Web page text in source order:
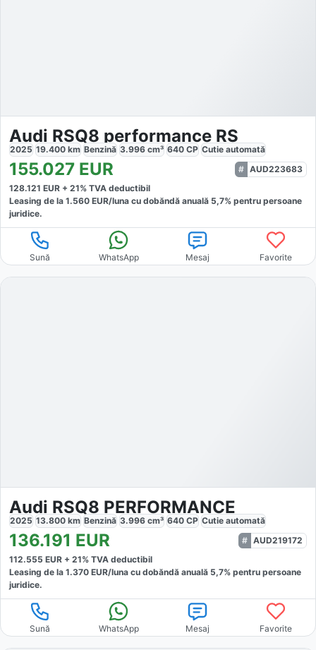
Audi RSQ8 performance RS
2025 19.400 km Benzină 3.996 cm³ 640 CP Cutie automată
155.027 EUR
AUD223683
128.121 EUR + 21% TVA deductibil
Leasing de la 1.560 EUR/luna cu dobăndă anuală 5,7% pentru persoane
juridice.
Sună WhatsApp Mesaj Favorite
Audi RSQ8 PERFORMANCE
2025 13.800 km Benzină 3.996 cm³ 640 CP Cutie automată
136.191 EUR
AUD219172
112.555 EUR + 21% TVA deductibil
Leasing de la 1.370 EUR/luna cu dobăndă anuală 5,7% pentru persoane
juridice.
Sună WhatsApp Mesaj Favorite